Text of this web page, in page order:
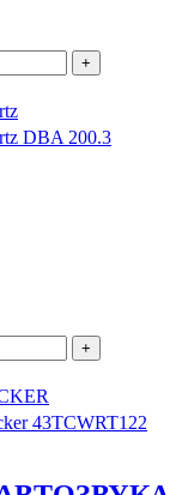
DBA 200.3
43TCWRT122